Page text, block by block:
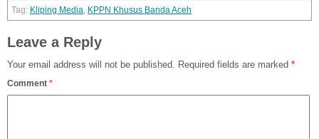
Kliping Media, KPPN Khusus Banda Aceh
Leave a Reply
Your email address will not be published. Required fields are marked *
Comment *